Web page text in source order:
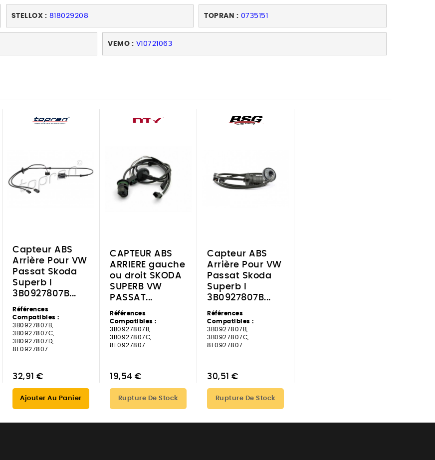
STELLOX : 818029208 TOPRAN : 0735151
VEMO : V10721063
Capteur ABS
Arrière Pour VW
Passat Skoda
Superb I
3B0927807B...
Références
Compatibles :
3B0927807B,
3B0927807C,
3B0927807D,
8E0927807
32,91 €
Ajouter Au Panier
CAPTEUR ABS
ARRIERE gauche
ou droit SKODA
SUPERB VW
PASSAT...
Références
Compatibles :
3B0927807B,
3B0927807C,
8E0927807
19,54 €
Rupture De Stock
Capteur ABS
Arrière Pour VW
Passat Skoda
Superb I
3B0927807B...
Références
Compatibles :
3B0927807B,
3B0927807C,
8E0927807
30,51 €
Rupture De Stock